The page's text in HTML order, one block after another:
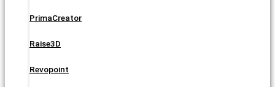
PrimaCreator
Raise3D
Revopoint